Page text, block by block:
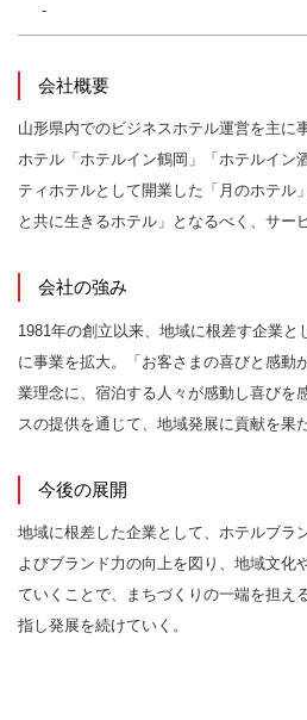
-
会社概要
山形県内でのビジネスホテル運営を主に
ホテル「ホテルイン鶴岡」「ホテルイン
ティホテルとして開業した「月のホテル
と共に生きるホテル」となるべく、サー
会社の強み
1981年の創立以来、地域に根差す企業
に事業を拡大。「お客さまの喜びと感動
業理念に、宿泊する人々が感動し喜びを
スの提供を通じて、地域発展に貢献を果
今後の展開
地域に根差した企業として、ホテルブラ
よびブランド力の向上を図り、地域文化
ていくことで、まちづくりの一端を担え
指し発展を続けていく。